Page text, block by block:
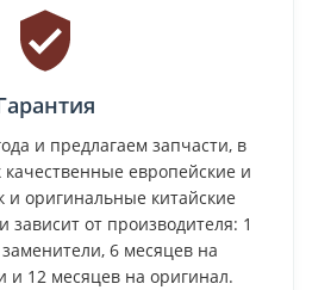
и предлагаем запчасти, в
европейские и
и оригинальные китайские
зависит от производителя: 1
6 месяцев на
и 12 месяцев на оригинал.